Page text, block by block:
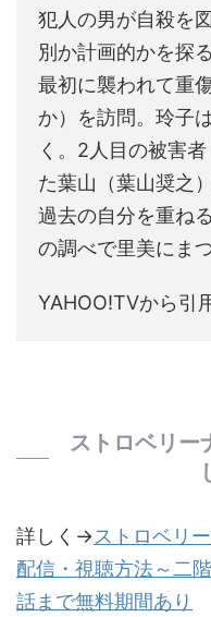
犯人の男が自殺を
別か計画的かを探
最初に襲われて重
か）を訪問。玲子
く。2人目の被害
た葉山（葉山奨之
過去の自分を重ね
の調べで里美にま
YAHOO!TVから引
ストロベリー
詳しく→ストロベリ
配信・視聴方法～二
話まで無料期間あり